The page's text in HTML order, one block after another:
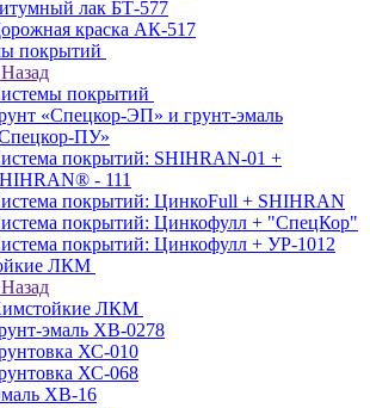
лак БТ-577
краска АК-517
покрытий
Назад
покрытий
«Спецкор-ЭП» и грунт-эмаль
ПУ»
покрытий: SHIHRAN-01 +
- 111
покрытий: ЦинкоFull + SHIHRAN
покрытий: Цинкофулл + "СпецКор"
покрытий: Цинкофулл + УР-1012
ЛКМ
Назад
ЛКМ
эмаль ХВ-0278
ХС-010
ХС-068
ХВ-16